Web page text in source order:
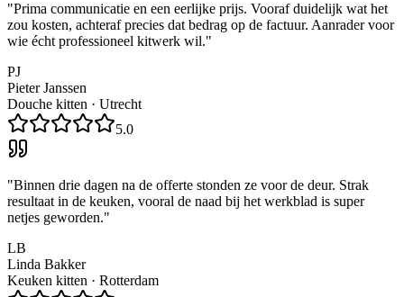
"Prima communicatie en een eerlijke prijs. Vooraf duidelijk wat het
zou kosten, achteraf precies dat bedrag op de factuur. Aanrader voor
wie écht professioneel kitwerk wil."
PJ
Pieter Janssen
Douche kitten · Utrecht
5.0
"Binnen drie dagen na de offerte stonden ze voor de deur. Strak
resultaat in de keuken, vooral de naad bij het werkblad is super
netjes geworden."
LB
Linda Bakker
Keuken kitten · Rotterdam